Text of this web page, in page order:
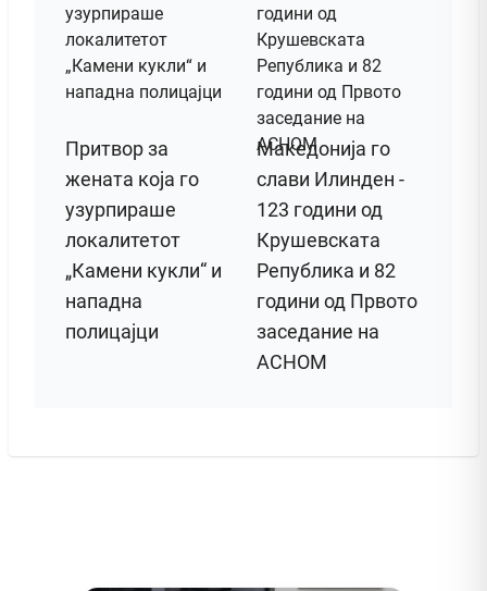
Притвор за
жената која го
узурпираше
локалитетот
„Камени кукли“ и
нападна
полицајци
Македонија го
слави Илинден -
123 години од
Крушевската
Република и 82
години од Првото
заседание на
АСНОМ